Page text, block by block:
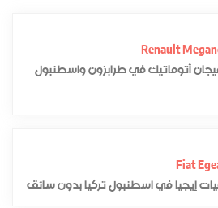
أتوماتيك في طرابزون واسطنبول
إيجيا في اسطنبول تركيا بدون سائق